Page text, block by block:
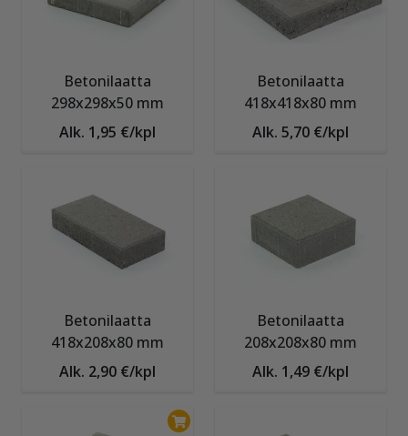
Betonilaatta
298x298x50 mm
Alk. 1,95 €/kpl
Betonilaatta
418x418x80 mm
Alk. 5,70 €/kpl
Betonilaatta
418x208x80 mm
Alk. 2,90 €/kpl
Betonilaatta
208x208x80 mm
Alk. 1,49 €/kpl